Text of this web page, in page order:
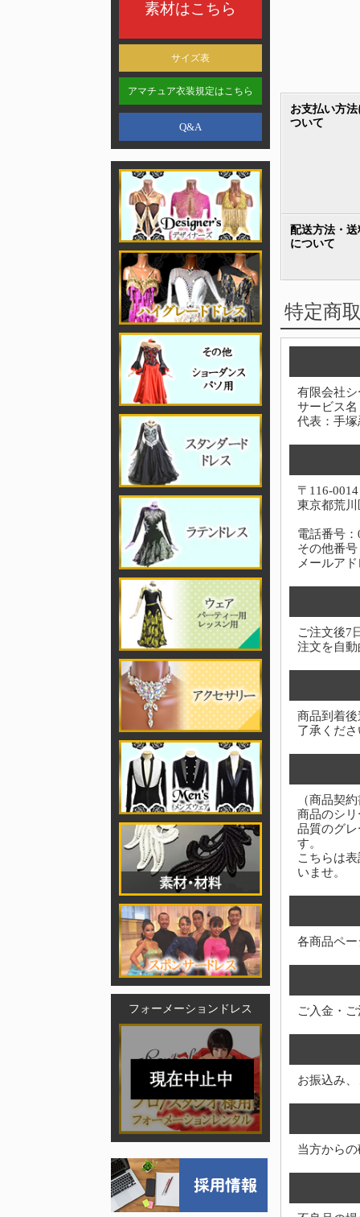
素材はこちら
サイズ表
アマチュア衣装規定はこちら
Q&A
フォーメーションドレス
お支払い方法
ついて
配送方法・送
について
特定商
有限会社シ
サービス
代表：手塚
〒116-0014
東京都荒
電話番号
その他番
メールア
ご注文後7
注文を自
商品到着
了承くだ
（商品契
商品のシ
品質のグ
す。
こちらは
いませ。
各商品ペ
ご入金・
お振込み
当方から